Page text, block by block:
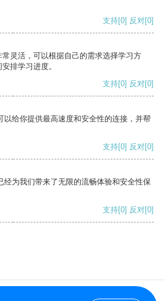
支持[0] 反对[0]
灵活，可以根据自己的需求选择学习方
排学习进度。
支持[0] 反对[0]
以给你提供最高速度和安全性的连接，并帮
支持[0] 反对[0]
经为我们带来了无限的流畅体验和安全性保
支持[0] 反对[0]